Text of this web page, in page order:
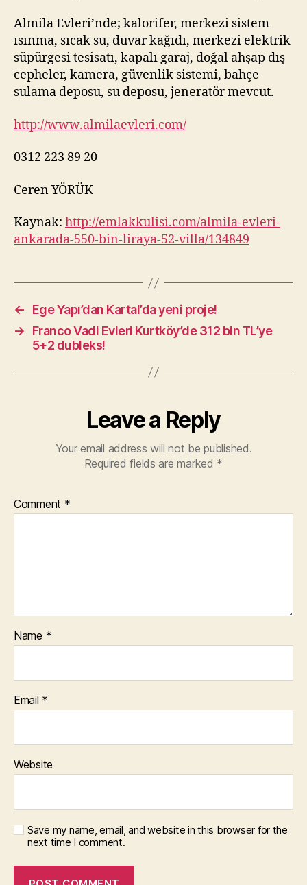
Almila Evleri’nde; kalorifer, merkezi sistem
ısınma, sıcak su, duvar kağıdı, merkezi elektrik
süpürgesi tesisatı, kapalı garaj, doğal ahşap dış
cepheler, kamera, güvenlik sistemi, bahçe
sulama deposu, su deposu, jeneratör mevcut.
http://www.almilaevleri.com/
0312 223 89 20
Ceren YÖRÜK
Kaynak: http://emlakkulisi.com/almila-evleri-
ankarada-550-bin-liraya-52-villa/134849
←
Ege Yapı’dan Kartal’da yeni proje!
→
Franco Vadi Evleri Kurtköy’de 312 bin TL’ye
5+2 dubleks!
Leave a Reply
Your email address will not be published.
Required fields are marked *
Comment *
Name *
Email *
Website
Save my name, email, and website in this browser for the
next time I comment.